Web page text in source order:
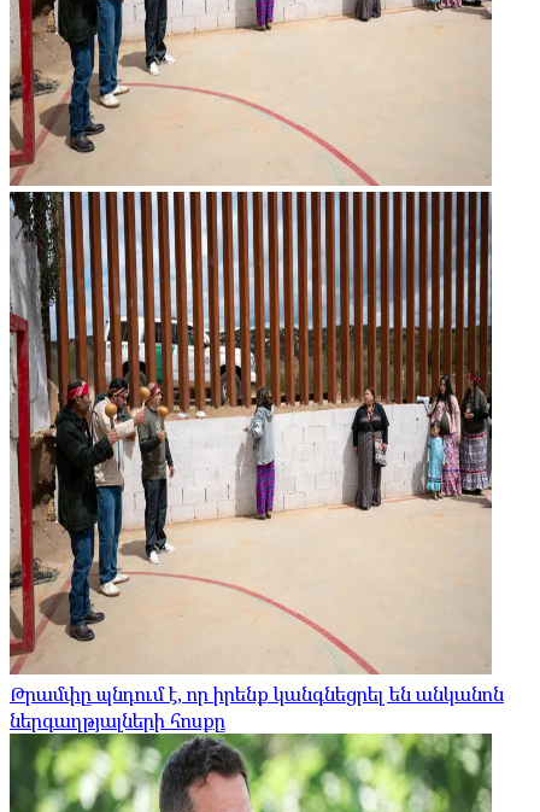
Թրամփը պնդում է, որ իրենք կանգնեցրել են անկանոն
ներգաղթյալների հոսքը